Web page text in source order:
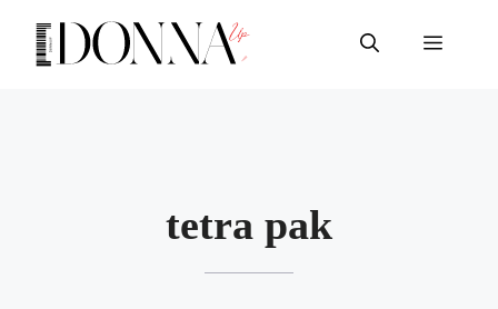
contenuto
Menu
tetra pak